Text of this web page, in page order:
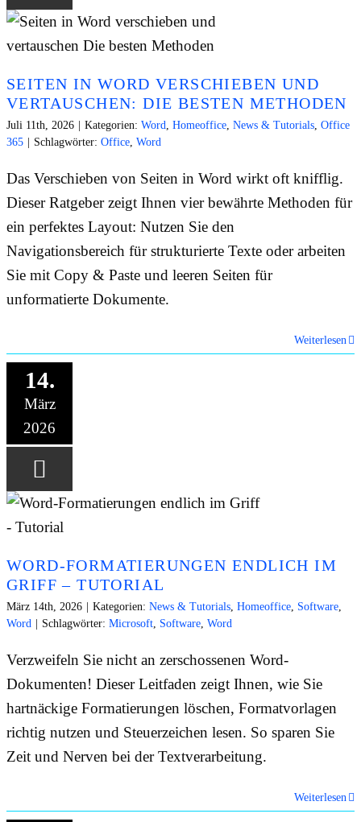
SEITEN IN WORD VERSCHIEBEN UND
VERTAUSCHEN: DIE BESTEN METHODEN
Juli 11th, 2026 Kategorien: Word, Homeoffice, News & Tutorials, Office
365
Schlagwörter: Office, Word
Das Verschieben von Seiten in Word wirkt oft knifflig.
Dieser Ratgeber zeigt Ihnen vier bewährte Methoden für
ein perfektes Layout: Nutzen Sie den
Navigationsbereich für strukturierte Texte oder arbeiten
Sie mit Copy & Paste und leeren Seiten für
unformatierte Dokumente.
Weiterlesen
14.
März
2026
WORD-FORMATIERUNGEN ENDLICH IM
GRIFF – TUTORIAL
März 14th, 2026 Kategorien: News & Tutorials, Homeoffice, Software,
Word
Schlagwörter: Microsoft, Software, Word
Verzweifeln Sie nicht an zerschossenen Word-
Dokumenten! Dieser Leitfaden zeigt Ihnen, wie Sie
hartnäckige Formatierungen löschen, Formatvorlagen
richtig nutzen und Steuerzeichen lesen. So sparen Sie
Zeit und Nerven bei der Textverarbeitung.
Weiterlesen